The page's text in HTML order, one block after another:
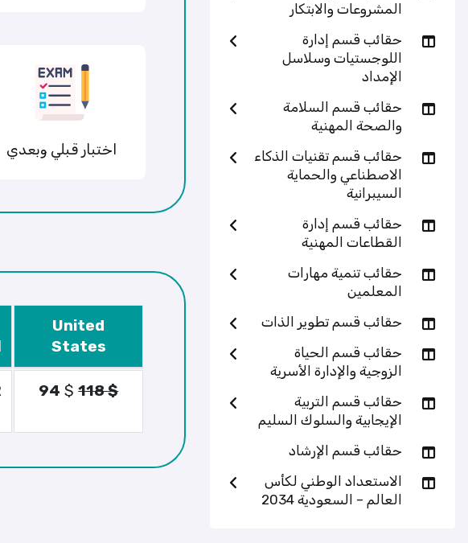
المشروعات والابتكار
حقائب قسم إدارة
اللوجستيات وسلاسل
الإمداد
حقائب قسم السلامة
والصحة المهنية
حقائب قسم تقنيات الذكاء
الاصطناعي والحماية
السيبرانية
حقائب قسم إدارة
القطاعات المهنية
حقائب تنمية مهارات
المعلمين
حقائب قسم تطوير الذات
حقائب قسم الحياة
الزوجية والإدارة الأسرية
حقائب قسم التربية
الإيجابية والسلوك السليم
حقائب قسم الإرشاد
الاستعداد الوطني لكأس
العالم – السعودية 2034
اختبار قبلي وبعدي
United
States
94 $118 $